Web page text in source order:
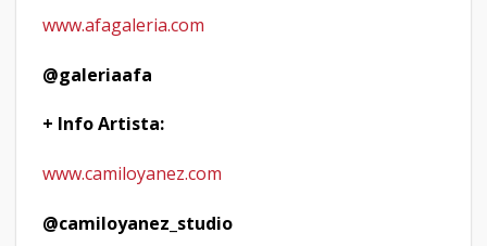
www.afagaleria.com
@galeriaafa
+ Info Artista:
www.camiloyanez.com
@camiloyanez_studio